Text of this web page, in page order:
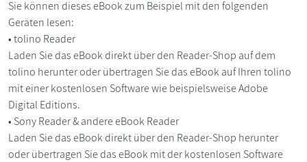
Sie können dieses eBook zum Beispiel mit den folgenden
Geräten lesen:
• tolino Reader
Laden Sie das eBook direkt über den Reader-Shop auf dem
tolino herunter oder übertragen Sie das eBook auf Ihren tolino
mit einer kostenlosen Software wie beispielsweise Adobe
Digital Editions.
• Sony Reader & andere eBook Reader
Laden Sie das eBook direkt über den Reader-Shop herunter
oder übertragen Sie das eBook mit der kostenlosen Software